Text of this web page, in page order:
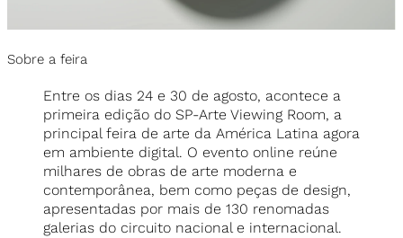
Sobre a feira
Entre os dias 24 e 30 de agosto, acontece a
primeira edição do SP-Arte Viewing Room, a
principal feira de arte da América Latina agora
em ambiente digital. O evento online reúne
milhares de obras de arte moderna e
contemporânea, bem como peças de design,
apresentadas por mais de 130 renomadas
galerias do circuito nacional e internacional.